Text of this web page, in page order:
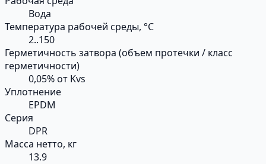
Вода
Температура рабочей среды, °С
2..150
Герметичность затвора (объем протечки / класс
герметичности)
0,05% от Kvs
Уплотнение
EPDM
Серия
DPR
Масса нетто, кг
13.9